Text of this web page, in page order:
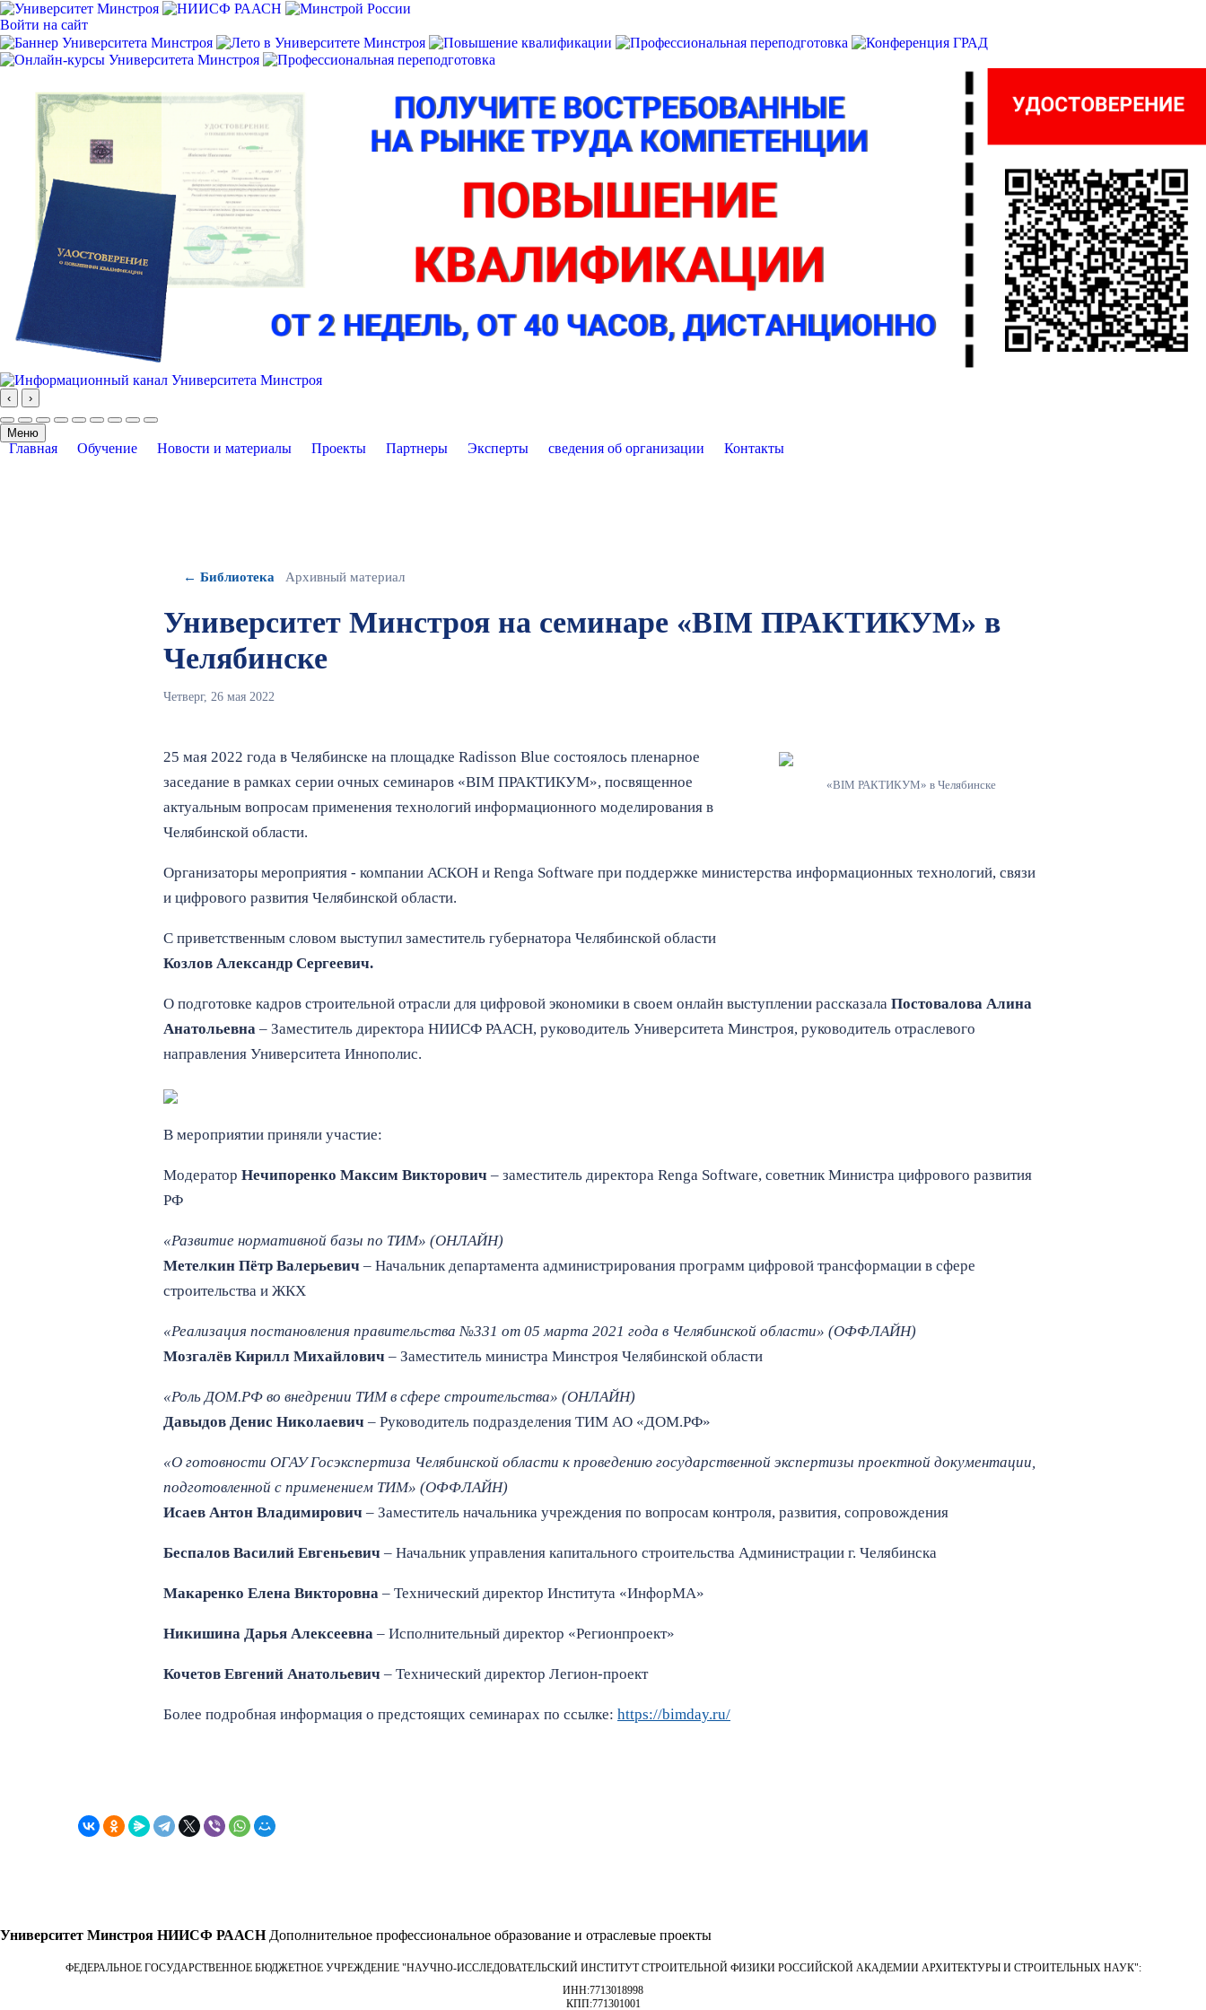
Войти на сайт
‹ ›
Меню
Главная Обучение Новости и материалы Проекты Партнеры Эксперты сведения об организации Контакты
← Библиотека Архивный материал
Университет Минстроя на семинаре «BIM ПРАКТИКУМ» в
Челябинске
Четверг, 26 мая 2022
«BIM РАКТИКУМ» в Челябинске
25 мая 2022 года в Челябинске на площадке Radisson Blue состоялось пленарное
заседание в рамках серии очных семинаров «BIM ПРАКТИКУМ», посвященное
актуальным вопросам применения технологий информационного моделирования в
Челябинской области.
Организаторы мероприятия - компании АСКОН и Renga Software при поддержке министерства информационных технологий, связи
и цифрового развития Челябинской области.
С приветственным словом выступил заместитель губернатора Челябинской области
Козлов Александр Сергеевич.
О подготовке кадров строительной отрасли для цифровой экономики в своем онлайн выступлении рассказала Постовалова Алина
Анатольевна – Заместитель директора НИИСФ РААСН, руководитель Университета Минстроя, руководитель отраслевого
направления Университета Иннополис.
В мероприятии приняли участие:
Модератор Нечипоренко Максим Викторович – заместитель директора Renga Software, советник Министра цифрового развития
РФ
«Развитие нормативной базы по ТИМ» (ОНЛАЙН)
Метелкин Пётр Валерьевич – Начальник департамента администрирования программ цифровой трансформации в сфере
строительства и ЖКХ
«Реализация постановления правительства №331 от 05 марта 2021 года в Челябинской области» (ОФФЛАЙН)
Мозгалёв Кирилл Михайлович – Заместитель министра Минстроя Челябинской области
«Роль ДОМ.РФ во внедрении ТИМ в сфере строительства» (ОНЛАЙН)
Давыдов Денис Николаевич – Руководитель подразделения ТИМ АО «ДОМ.РФ»
«О готовности ОГАУ Госэкспертиза Челябинской области к проведению государственной экспертизы проектной документации,
подготовленной с применением ТИМ» (ОФФЛАЙН)
Исаев Антон Владимирович – Заместитель начальника учреждения по вопросам контроля, развития, сопровождения
Беспалов Василий Евгеньевич – Начальник управления капитального строительства Администрации г. Челябинска
Макаренко Елена Викторовна – Технический директор Института «ИнфорМА»
Никишина Дарья Алексеевна – Исполнительный директор «Регионпроект»
Кочетов Евгений Анатольевич – Технический директор Легион-проект
Более подробная информация о предстоящих семинарах по ссылке: https://bimday.ru/
Университет Минстроя НИИСФ РААСН Дополнительное профессиональное образование и отраслевые проекты
ФЕДЕРАЛЬНОЕ ГОСУДАРСТВЕННОЕ БЮДЖЕТНОЕ УЧРЕЖДЕНИЕ "НАУЧНО-ИССЛЕДОВАТЕЛЬСКИЙ ИНСТИТУТ СТРОИТЕЛЬНОЙ ФИЗИКИ РОССИЙСКОЙ АКАДЕМИИ АРХИТЕКТУРЫ И СТРОИТЕЛЬНЫХ НАУК":
ИНН:7713018998
КПП:771301001